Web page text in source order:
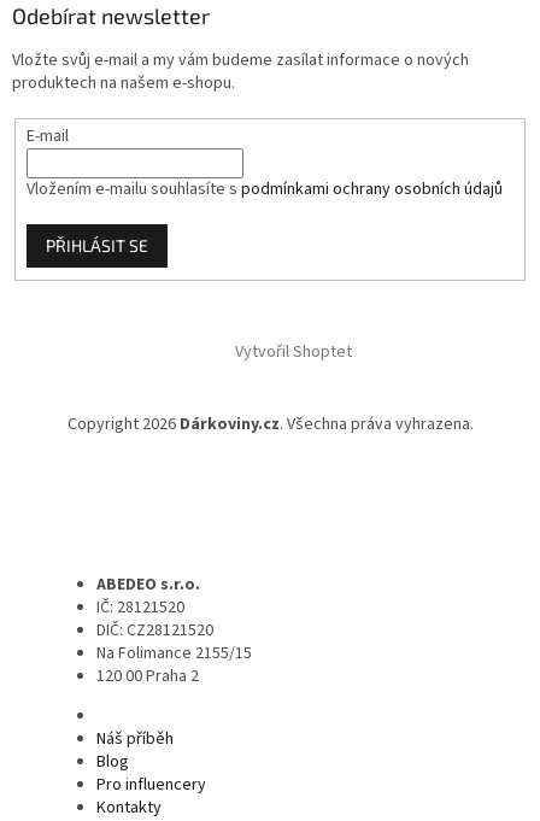
Odebírat newsletter
Vložte svůj e-mail a my vám budeme zasílat informace o nových
produktech na našem e-shopu.
E-mail
Vložením e-mailu souhlasíte s podmínkami ochrany osobních údajů
PŘIHLÁSIT SE
Vytvořil Shoptet
Copyright 2026 Dárkoviny.cz. Všechna práva vyhrazena.
ABEDEO s.r.o.
IČ: 28121520
DIČ: CZ28121520
Na Folimance 2155/15
120 00 Praha 2
Náš příběh
Blog
Pro influencery
Kontakty